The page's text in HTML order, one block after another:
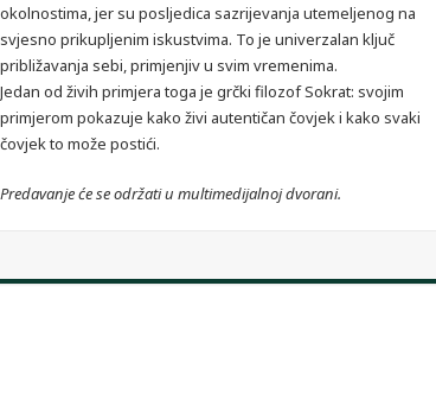
okolnostima, jer su posljedica sazrijevanja utemeljenog na
svjesno prikupljenim iskustvima. To je univerzalan ključ
približavanja sebi, primjenjiv u svim vremenima.
Jedan od živih primjera toga je grčki filozof Sokrat: svojim
primjerom pokazuje kako živi autentičan čovjek i kako svaki
čovjek to može postići.
Predavanje će se održati u multimedijalnoj dvorani.